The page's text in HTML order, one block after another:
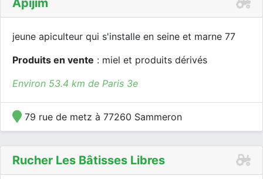
Apijim
jeune apiculteur qui s'installe en seine et marne 77
Produits en vente : miel et produits dérivés
Environ 53.4 km de Paris 3e
79 rue de metz à 77260 Sammeron
Rucher Les Bâtisses Libres